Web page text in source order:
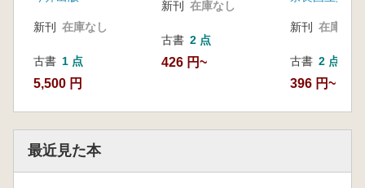
新刊 在庫なし
古書 1 点
5,500 円
新刊 在庫なし
古書 2 点
426 円~
新刊 在庫なし
古書 2 点
396 円~
最近見た本